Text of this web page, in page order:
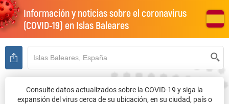
Información y noticias sobre el coronavirus
(COVID-19) en Islas Baleares
Consulte datos actualizados sobre la COVID-19 y siga la
expansión del virus cerca de su ubicación, en su ciudad, país o